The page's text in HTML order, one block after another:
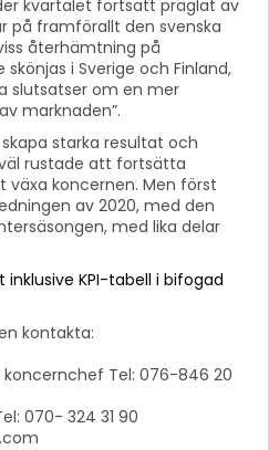
kvartalet fortsatt präglat av
framförallt den svenska
återhämtning på
i Sverige och Finland,
slutsatser om en mer
marknaden”.
starka resultat och
rustade att fortsätta
koncernen. Men först
av 2020, med den
med lika delar
KPI-tabell i bifogad
kontakta:
koncernchef Tel: 076-846 20
070- 324 31 90